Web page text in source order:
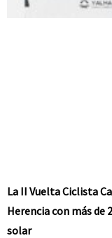
La II Vuelta Ciclista
Herencia con más de
solar